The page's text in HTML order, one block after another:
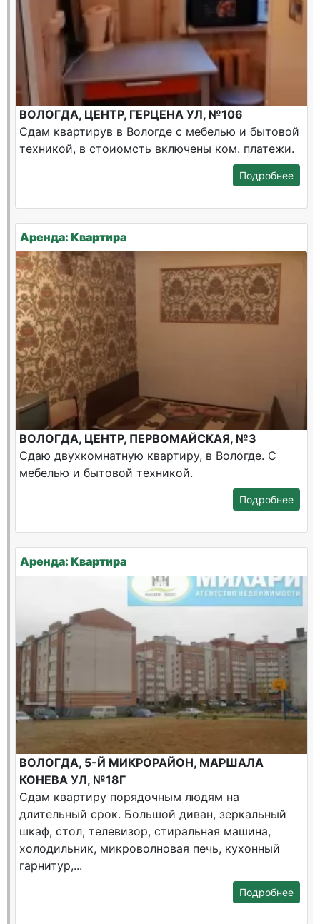
ВОЛОГДА, ЦЕНТР, ГЕРЦЕНА УЛ, №106
Сдам квартирув в Вологде с мебелью и бытовой
техникой, в стоиомсть включены ком. платежи.
Подробнее
Аренда: Квартира
ВОЛОГДА, ЦЕНТР, ПЕРВОМАЙСКАЯ, №3
Сдаю двухкомнатную квартиру, в Вологде. С
мебелью и бытовой техникой.
Подробнее
Аренда: Квартира
ВОЛОГДА, 5-Й МИКРОРАЙОН, МАРШАЛА
КОНЕВА УЛ, №18Г
Сдам квартиру порядочным людям на
длительный срок. Большой диван, зеркальный
шкаф, стол, телевизор, стиральная машина,
холодильник, микроволновая печь, кухонный
гарнитур,...
Подробнее